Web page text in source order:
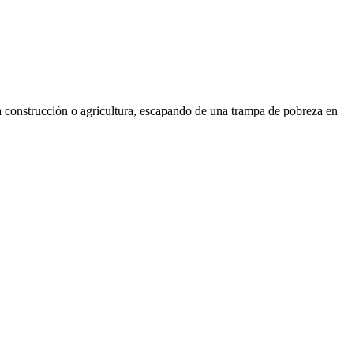
o agricultura, escapando de una trampa de pobreza en